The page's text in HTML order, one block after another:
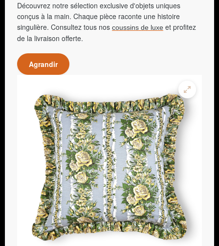
Découvrez notre sélection exclusive d'objets uniques
conçus à la main. Chaque pièce raconte une histoire
singulière. Consultez tous nos coussins de luxe et profitez
de la livraison offerte.
Agrandir